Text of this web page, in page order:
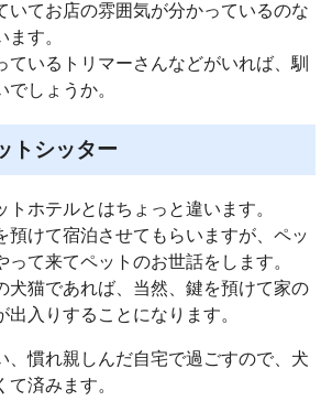
いてお店の雰囲気が分かっているのな
す。
ているトリマーさんなどがいれば、馴
しょうか。
トシッター
ホテルとはちょっと違います。
預けて宿泊させてもらいますが、ペッ
って来てペットのお世話をします。
犬猫であれば、当然、鍵を預けて家の
入りすることになります。
、慣れ親しんだ自宅で過ごすので、犬
済みます。